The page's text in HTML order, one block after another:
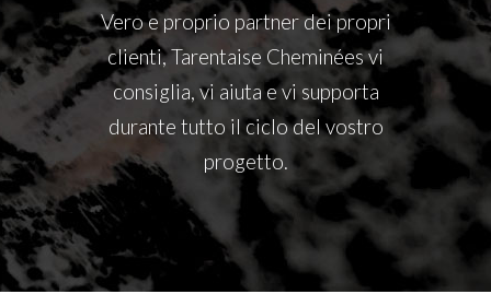
Vero e proprio partner dei propri
clienti, Tarentaise Cheminées vi
consiglia, vi aiuta e vi supporta
durante tutto il ciclo del vostro
progetto.